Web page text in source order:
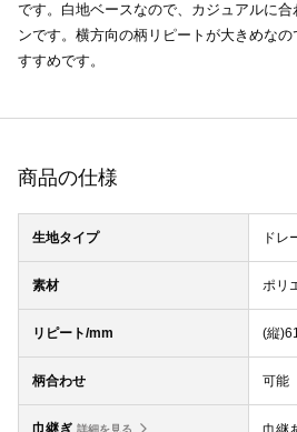
です。白地ベースなので、カジュアルに
ンです。横方向の柄リピートが大きめな
すすめです。
商品の仕様
生地タイプ ドレ
素材 ポリ
リピート/mm (縦
柄合わせ 可能
詳細を見る